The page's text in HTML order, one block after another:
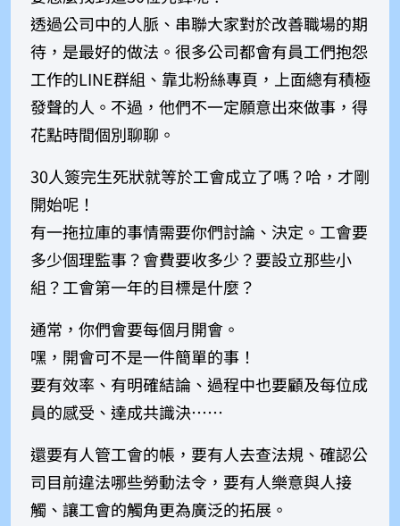
透過公司中的人脈、串聯大家對於改善職場的期
待，是最好的做法。很多公司都會有員工們抱怨
工作的LINE群組、靠北粉絲專頁，上面總有積極
發聲的人。不過，他們不一定願意出來做事，得
花點時間個別聊聊。
30人簽完生死狀就等於工會成立了嗎？哈，才剛
開始呢！
有一拖拉庫的事情需要你們討論、決定。工會要
多少個理監事？會費要收多少？要設立那些小
組？工會第一年的目標是什麼？
通常，你們會要每個月開會。
嘿，開會可不是一件簡單的事！
要有效率、有明確結論、過程中也要顧及每位成
員的感受、達成共識決⋯⋯
還要有人管工會的帳，要有人去查法規、確認公
司目前違法哪些勞動法令，要有人樂意與人接
觸、讓工會的觸角更為廣泛的拓展。